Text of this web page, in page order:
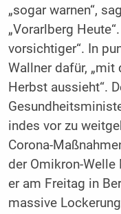
„sogar warnen“,
„Vorarlberg
vorsichtiger“. In
Wallner dafür, „mit
Herbst aussieht“.
indes vor zu
Corona-
der Omikron-Welle
er am Freitag in
massive